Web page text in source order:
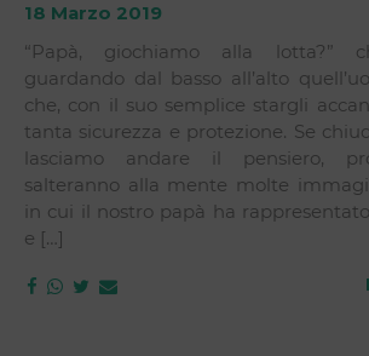
18 Marzo 2019
“Papà, giochiamo alla lotta?”
guardando dal basso all’alto
che, con il suo semplice stargli
tanta sicurezza e protezione. Se
lasciamo andare il pensiero,
salteranno alla mente molte
in cui il nostro papà ha
e […]